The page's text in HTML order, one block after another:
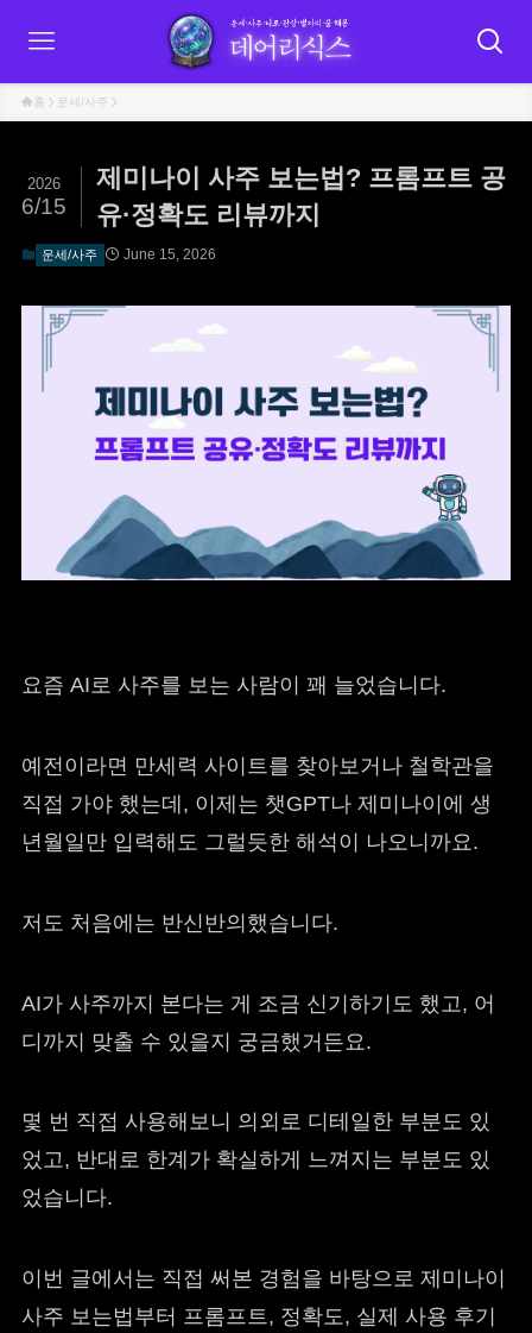
홈 운세/사주
제미나이 사주 보는법? 프롬프트 공
유·정확도 리뷰까지
2026
6/15
운세/사주 June 15, 2026
요즘 AI로 사주를 보는 사람이 꽤 늘었습니다.
예전이라면 만세력 사이트를 찾아보거나 철학관을
직접 가야 했는데, 이제는 챗GPT나 제미나이에 생
년월일만 입력해도 그럴듯한 해석이 나오니까요.
저도 처음에는 반신반의했습니다.
AI가 사주까지 본다는 게 조금 신기하기도 했고, 어
디까지 맞출 수 있을지 궁금했거든요.
몇 번 직접 사용해보니 의외로 디테일한 부분도 있
었고, 반대로 한계가 확실하게 느껴지는 부분도 있
었습니다.
이번 글에서는 직접 써본 경험을 바탕으로 제미나이
사주 보는법부터 프롬프트, 정확도, 실제 사용 후기